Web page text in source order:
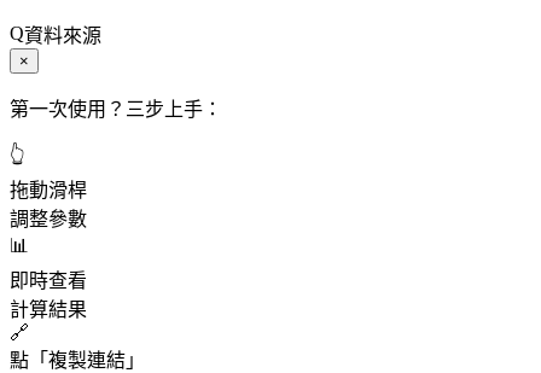
資料來源
×
第一次使用？三步上手：
👆
拖動滑桿
調整參數
📊
即時查看
計算結果
🔗
點「複製連結」